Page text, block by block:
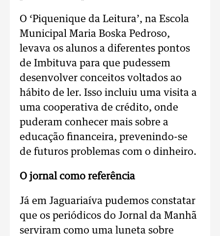
O ‘Piquenique da Leitura’, na Escola
Municipal Maria Boska Pedroso,
levava os alunos a diferentes pontos
de Imbituva para que pudessem
desenvolver conceitos voltados ao
hábito de ler. Isso incluiu uma visita a
uma cooperativa de crédito, onde
puderam conhecer mais sobre a
educação financeira, prevenindo-se
de futuros problemas com o dinheiro.
O jornal como referência
Já em Jaguariaíva pudemos constatar
que os periódicos do Jornal da Manhã
serviram como uma luneta sobre